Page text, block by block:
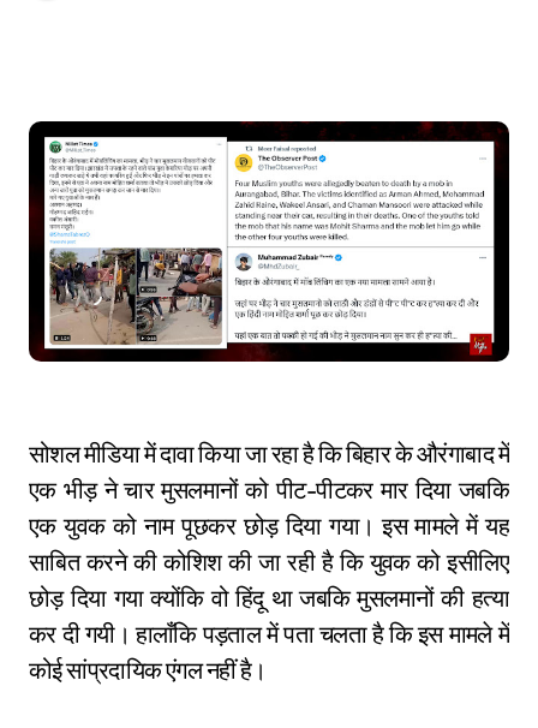
सोशल मीडिया में दावा किया जा रहा है कि बिहार के औरंगाबाद में
एक भीड़ ने चार मुसलमानों को पीट-पीटकर मार दिया जबकि
एक युवक को नाम पूछकर छोड़ दिया गया। इस मामले में यह
साबित करने की कोशिश की जा रही है कि युवक को इसीलिए
छोड़ दिया गया क्योंकि वो हिंदू था जबकि मुसलमानों की हत्या
कर दी गयी। हालाँकि पड़ताल में पता चलता है कि इस मामले में
कोई सांप्रदायिक एंगल नहीं है।